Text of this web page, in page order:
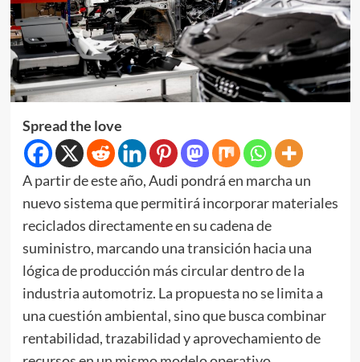
Spread the love
A partir de este año, Audi pondrá en marcha un
nuevo sistema que permitirá incorporar materiales
reciclados directamente en su cadena de
suministro, marcando una transición hacia una
lógica de producción más circular dentro de la
industria automotriz. La propuesta no se limita a
una cuestión ambiental, sino que busca combinar
rentabilidad, trazabilidad y aprovechamiento de